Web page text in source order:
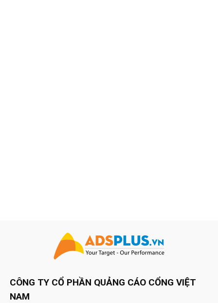
CÔNG TY CỔ PHẦN QUẢNG CÁO CỔNG VIỆT
NAM